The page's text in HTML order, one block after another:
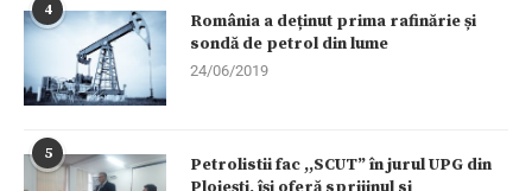
4
România a deținut prima rafinărie și
sondă de petrol din lume
24/06/2019
5
Petrolistii fac ,,SCUT” în jurul UPG din